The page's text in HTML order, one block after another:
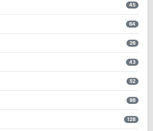
45
64
26
43
52
98
128